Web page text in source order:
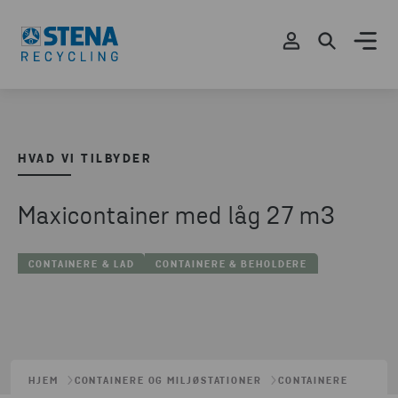
HVAD VI TILBYDER
Maxicontainer med låg 27 m3
CONTAINERE & LAD CONTAINERE & BEHOLDERE
HJEM CONTAINERE OG MILJØSTATIONER CONTAINERE